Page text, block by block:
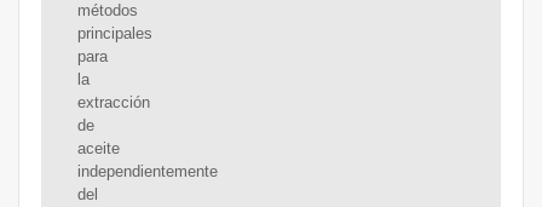
métodos
principales
para
la
extracción
de
aceite
independientemente
del